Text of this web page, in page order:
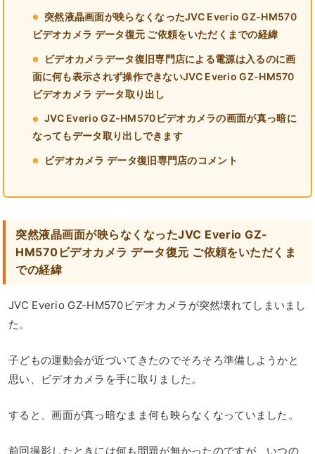
突然液晶画面が映らなくなったJVC Everio GZ-HM570
ビデオカメラ データ復元 ご依頼をいただくまでの経緯
ビデオカメラデータ復旧専門店による電源は入るのに画
面に何も表示されず操作できないJVC Everio GZ-HM570
ビデオカメラ データ取り出し
JVC Everio GZ-HM570ビデオカメラの画面が真っ暗に
なってもデータ取り出しできます
ビデオカメラ データ復旧専門店のコメント
突然液晶画面が映らなくなったJVC Everio GZ-
HM570ビデオカメラ データ復元 ご依頼をいただくま
での経緯
JVC Everio GZ-HM570ビデオカメラが突然壊れてしまいまし
た。
子どもの運動会が近づいてきたのでそろそろ準備しようかと
思い、ビデオカメラを手に取りました。
すると、画面が真っ暗なまま何も映らなくなっていました。
前回撮影したときには何も問題が無かったのですが、いつの